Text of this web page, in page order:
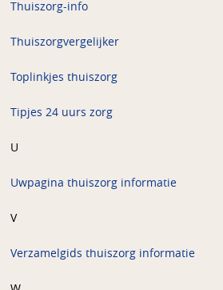
Thuiszorg-info
Thuiszorgvergelijker
Toplinkjes thuiszorg
Tipjes 24 uurs zorg
U
Uwpagina thuiszorg informatie
V
Verzamelgids thuiszorg informatie